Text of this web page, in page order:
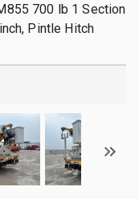
700 lb 1 Section
Pintle Hitch